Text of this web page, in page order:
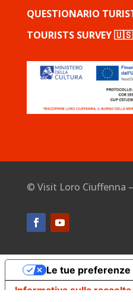
QUESTIONARIO
TOURISTS SURVEY 🇺🇸
© Visit Loro Ciuffenna
Informativa sulla raccolta
Le tue preferenze